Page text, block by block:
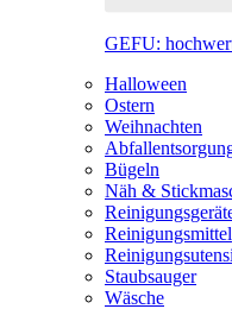
GEFU:
Halloween
Ostern
Weihnachten
Bügeln
Näh &
Reinigungsmittel
Staubsauger
Wäsche